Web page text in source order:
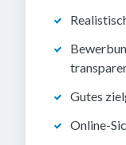
Gutes
Online-